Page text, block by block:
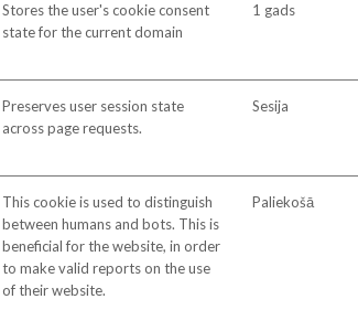
Stores the user's cookie consent
state for the current domain
1 gads
Preserves user session state
across page requests.
Sesija
This cookie is used to distinguish
between humans and bots. This is
beneficial for the website, in order
to make valid reports on the use
of their website.
Paliekošā